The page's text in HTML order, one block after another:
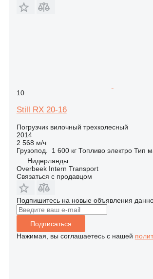
10
Still RX 20-16
Погрузчик вилочный трехколесный
2014
2 568 м/ч
Грузопод.
1 600 кг Топливо электро Тип
Нидерланды
Overbeek Intern Transport
Связаться с продавцом
Подпишитесь на новые объявления
Подписаться
Нажимая, вы соглашаетесь с нашей